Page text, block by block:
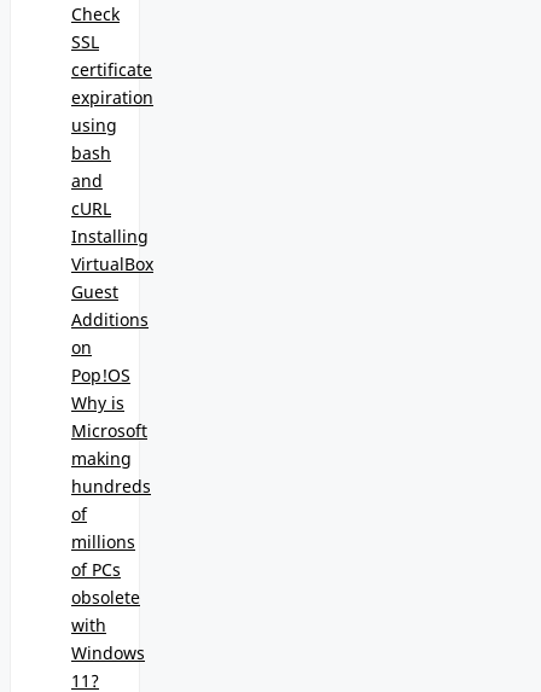
Check
SSL
certificate
expiration
using
bash
and
cURL
Installing
VirtualBox
Guest
Additions
on
Pop!OS
Why is
Microsoft
making
hundreds
of
millions
of PCs
obsolete
with
Windows
11?